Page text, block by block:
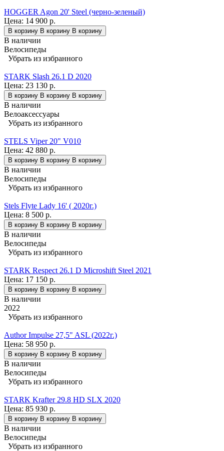
HOGGER Agon 20' Steel (черно-зеленый)
Цена: 14 900 р.
В корзину В корзину В корзину
В наличии
Велосипеды
Убрать из избранного
STARK Slash 26.1 D 2020
Цена: 23 130 р.
В корзину В корзину В корзину
В наличии
Велоаксессуары
Убрать из избранного
STELS Viper 20" V010
Цена: 42 880 р.
В корзину В корзину В корзину
В наличии
Велосипеды
Убрать из избранного
Stels Flyte Lady 16' ( 2020г.)
Цена: 8 500 р.
В корзину В корзину В корзину
В наличии
Велосипеды
Убрать из избранного
STARK Respect 26.1 D Microshift Steel 2021
Цена: 17 150 р.
В корзину В корзину В корзину
В наличии
2022
Убрать из избранного
Author Impulse 27,5" ASL (2022г.)
Цена: 58 950 р.
В корзину В корзину В корзину
В наличии
Велосипеды
Убрать из избранного
STARK Krafter 29.8 HD SLX 2020
Цена: 85 930 р.
В корзину В корзину В корзину
В наличии
Велосипеды
Убрать из избранного